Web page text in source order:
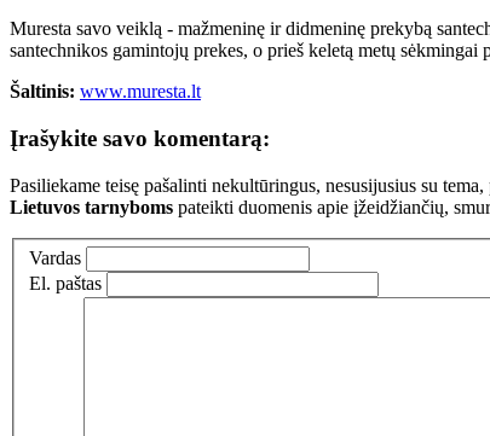
Muresta savo veiklą - mažmeninę ir didmeninę prekybą
santechnikos gamintojų prekes, o prieš keletą metų
Šaltinis: www.muresta.lt
Įrašykite savo komentarą:
Pasiliekame teisę pašalinti nekultūringus, nesusijusius su
Lietuvos tarnyboms pateikti duomenis apie įžeidžiančių,
Vardas
El. paštas